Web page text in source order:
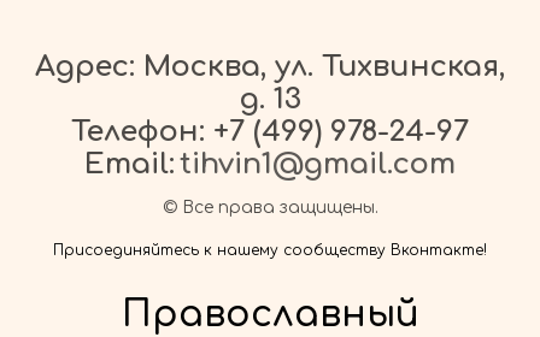
Адрес: Москва, ул. Тихвинская,
д. 13
Телефон: +7 (499) 978-24-97
Email:tihvin1@gmail.com
© Все права защищены.
Присоединяйтесь к нашему сообществу Вконтакте!
Православный